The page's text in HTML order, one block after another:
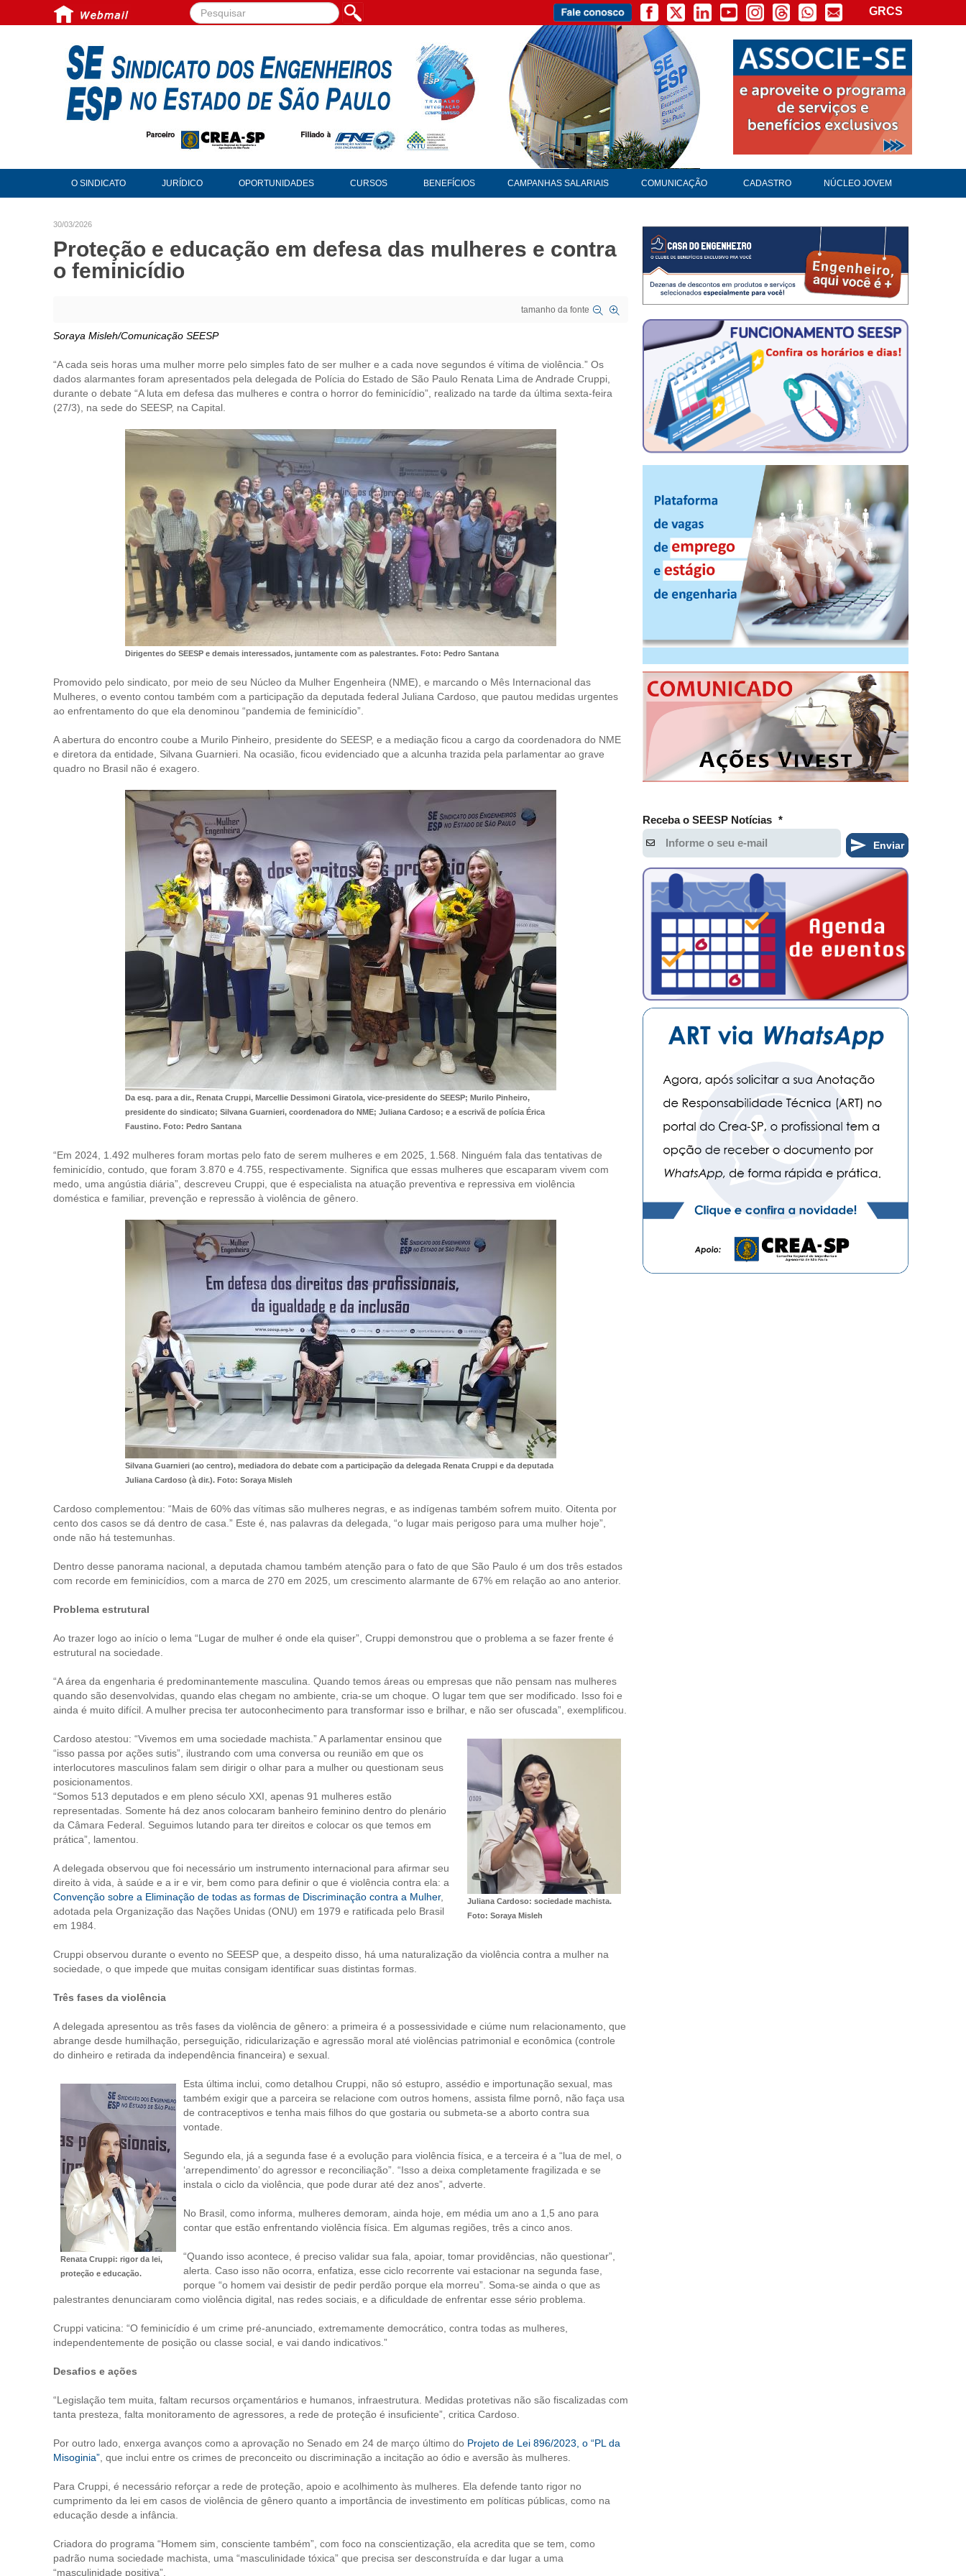
Pesquisar... GRCS
O SINDICATO JURÍDICO OPORTUNIDADES CURSOS BENEFÍCIOS CAMPANHAS SALARIAIS COMUNICAÇÃO CADASTRO NÚCLEO JOVEM
30/03/2026
Proteção e educação em defesa das mulheres e contra
o feminicídio
tamanho da fonte
Soraya Misleh/Comunicação SEESP
“A cada seis horas uma mulher morre pelo simples fato de ser mulher e a cada nove segundos é vítima de violência.” Os
dados alarmantes foram apresentados pela delegada de Polícia do Estado de São Paulo Renata Lima de Andrade Cruppi,
durante o debate “A luta em defesa das mulheres e contra o horror do feminicídio”, realizado na tarde da última sexta-feira
(27/3), na sede do SEESP, na Capital.
Dirigentes do SEESP e demais interessados, juntamente com as palestrantes. Foto: Pedro Santana
Promovido pelo sindicato, por meio de seu Núcleo da Mulher Engenheira (NME), e marcando o Mês Internacional das
Mulheres, o evento contou também com a participação da deputada federal Juliana Cardoso, que pautou medidas urgentes
ao enfrentamento do que ela denominou “pandemia de feminicídio”.
A abertura do encontro coube a Murilo Pinheiro, presidente do SEESP, e a mediação ficou a cargo da coordenadora do NME
e diretora da entidade, Silvana Guarnieri. Na ocasião, ficou evidenciado que a alcunha trazida pela parlamentar ao grave
quadro no Brasil não é exagero.
Da esq. para a dir., Renata Cruppi, Marcellie Dessimoni Giratola, vice-presidente do SEESP; Murilo Pinheiro,
presidente do sindicato; Silvana Guarnieri, coordenadora do NME; Juliana Cardoso; e a escrivã de polícia Érica
Faustino. Foto: Pedro Santana
“Em 2024, 1.492 mulheres foram mortas pelo fato de serem mulheres e em 2025, 1.568. Ninguém fala das tentativas de
feminicídio, contudo, que foram 3.870 e 4.755, respectivamente. Significa que essas mulheres que escaparam vivem com
medo, uma angústia diária”, descreveu Cruppi, que é especialista na atuação preventiva e repressiva em violência
doméstica e familiar, prevenção e repressão à violência de gênero.
Silvana Guarnieri (ao centro), mediadora do debate com a participação da delegada Renata Cruppi e da deputada
Juliana Cardoso (à dir.). Foto: Soraya Misleh
Cardoso complementou: “Mais de 60% das vítimas são mulheres negras, e as indígenas também sofrem muito. Oitenta por
cento dos casos se dá dentro de casa.” Este é, nas palavras da delegada, “o lugar mais perigoso para uma mulher hoje”,
onde não há testemunhas.
Dentro desse panorama nacional, a deputada chamou também atenção para o fato de que São Paulo é um dos três estados
com recorde em feminicídios, com a marca de 270 em 2025, um crescimento alarmante de 67% em relação ao ano anterior.
Problema estrutural
Ao trazer logo ao início o lema “Lugar de mulher é onde ela quiser”, Cruppi demonstrou que o problema a se fazer frente é
estrutural na sociedade.
“A área da engenharia é predominantemente masculina. Quando temos áreas ou empresas que não pensam nas mulheres
quando são desenvolvidas, quando elas chegam no ambiente, cria-se um choque. O lugar tem que ser modificado. Isso foi e
ainda é muito difícil. A mulher precisa ter autoconhecimento para transformar isso e brilhar, e não ser ofuscada”, exemplificou.
Juliana Cardoso: sociedade machista.
Foto: Soraya Misleh
Cardoso atestou: “Vivemos em uma sociedade machista.” A parlamentar ensinou que
“isso passa por ações sutis”, ilustrando com uma conversa ou reunião em que os
interlocutores masculinos falam sem dirigir o olhar para a mulher ou questionam seus
posicionamentos.
“Somos 513 deputados e em pleno século XXI, apenas 91 mulheres estão
representadas. Somente há dez anos colocaram banheiro feminino dentro do plenário
da Câmara Federal. Seguimos lutando para ter direitos e colocar os que temos em
prática”, lamentou.
A delegada observou que foi necessário um instrumento internacional para afirmar seu
direito à vida, à saúde e a ir e vir, bem como para definir o que é violência contra ela: a
Convenção sobre a Eliminação de todas as formas de Discriminação contra a Mulher,
adotada pela Organização das Nações Unidas (ONU) em 1979 e ratificada pelo Brasil
em 1984.
Cruppi observou durante o evento no SEESP que, a despeito disso, há uma naturalização da violência contra a mulher na
sociedade, o que impede que muitas consigam identificar suas distintas formas.
Três fases da violência
A delegada apresentou as três fases da violência de gênero: a primeira é a possessividade e ciúme num relacionamento, que
abrange desde humilhação, perseguição, ridicularização e agressão moral até violências patrimonial e econômica (controle
do dinheiro e retirada da independência financeira) e sexual.
Renata Cruppi: rigor da lei,
proteção e educação.
Esta última inclui, como detalhou Cruppi, não só estupro, assédio e importunação sexual, mas
também exigir que a parceira se relacione com outros homens, assista filme pornô, não faça usa
de contraceptivos e tenha mais filhos do que gostaria ou submeta-se a aborto contra sua
vontade.
Segundo ela, já a segunda fase é a evolução para violência física, e a terceira é a “lua de mel, o
‘arrependimento’ do agressor e reconciliação”. “Isso a deixa completamente fragilizada e se
instala o ciclo da violência, que pode durar até dez anos”, adverte.
No Brasil, como informa, mulheres demoram, ainda hoje, em média um ano a 1,5 ano para
contar que estão enfrentando violência física. Em algumas regiões, três a cinco anos.
“Quando isso acontece, é preciso validar sua fala, apoiar, tomar providências, não questionar”,
alerta. Caso isso não ocorra, enfatiza, esse ciclo recorrente vai estacionar na segunda fase,
porque “o homem vai desistir de pedir perdão porque ela morreu”. Soma-se ainda o que as
palestrantes denunciaram como violência digital, nas redes sociais, e a dificuldade de enfrentar esse sério problema.
Cruppi vaticina: “O feminicídio é um crime pré-anunciado, extremamente democrático, contra todas as mulheres,
independentemente de posição ou classe social, e vai dando indicativos.”
Desafios e ações
“Legislação tem muita, faltam recursos orçamentários e humanos, infraestrutura. Medidas protetivas não são fiscalizadas com
tanta presteza, falta monitoramento de agressores, a rede de proteção é insuficiente”, critica Cardoso.
Por outro lado, enxerga avanços como a aprovação no Senado em 24 de março último do Projeto de Lei 896/2023, o “PL da
Misoginia” , que inclui entre os crimes de preconceito ou discriminação a incitação ao ódio e aversão às mulheres.
Para Cruppi, é necessário reforçar a rede de proteção, apoio e acolhimento às mulheres. Ela defende tanto rigor no
cumprimento da lei em casos de violência de gênero quanto a importância de investimento em políticas públicas, como na
educação desde a infância.
Criadora do programa “Homem sim, consciente também”, com foco na conscientização, ela acredita que se tem, como
padrão numa sociedade machista, uma “masculinidade tóxica” que precisa ser desconstruída e dar lugar a uma
“masculinidade positiva”.
Receba o SEESP Notícias *
Enviar